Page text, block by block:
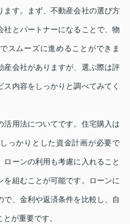
ます。まず、不動産会社の選び方
社とパートナーになることで、物
スムーズに進めることができま
産会社がありますが、選ぶ際は評
内容をしっかりと調べてみてく
活用法についてです。住宅購入は
っかりとした資金計画が必要で
ローンの利用も考慮に入れること
を組むことが可能です。ローンに
で、金利や返済条件を比較し、自
が重要です。